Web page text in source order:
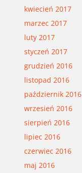
kwiecień 2017
marzec 2017
luty 2017
styczeń 2017
grudzień 2016
listopad 2016
październik 2016
wrzesień 2016
sierpień 2016
lipiec 2016
czerwiec 2016
maj 2016